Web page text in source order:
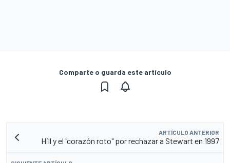
Comparte o guarda este artículo
ARTÍCULO ANTERIOR
Hill y el "corazón roto" por rechazar a Stewart en 1997